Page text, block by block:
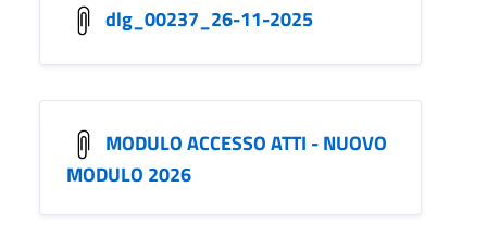
dlg_00237_26-11-2025
MODULO ACCESSO ATTI - NUOVO
MODULO 2026